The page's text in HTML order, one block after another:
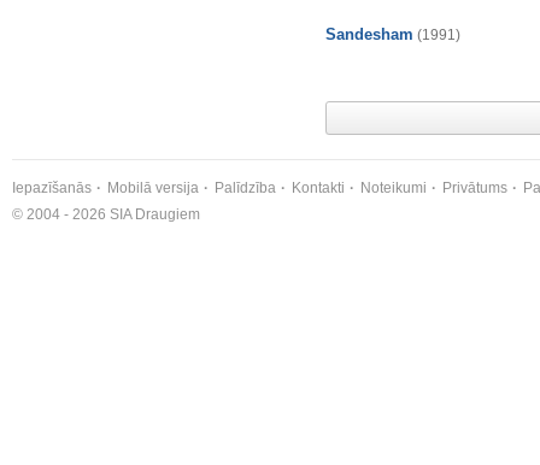
Sandesham (1991)
Iepazīšanās Mobilā versija Palīdzība Kontakti Noteikumi Privātums
© 2004 - 2026 SIA Draugiem